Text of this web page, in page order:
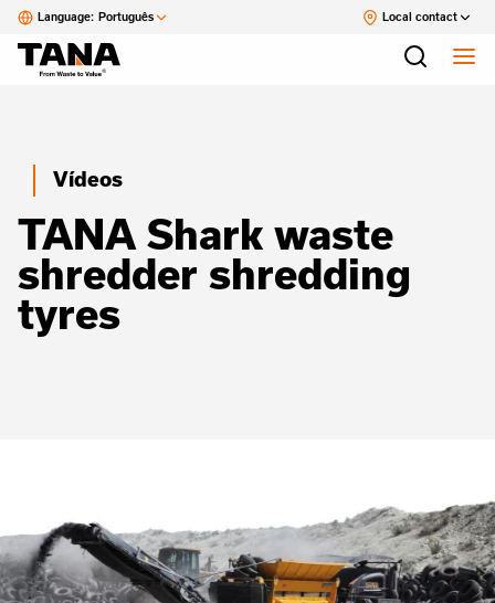
Language: Português Local contact
Vídeos
TANA Shark waste
shredder shredding
tyres